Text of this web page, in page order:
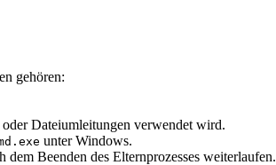
gehören:
Dateiumleitungen verwendet wird.
unter Windows.
Beenden des Elternprozesses weiterlaufen.